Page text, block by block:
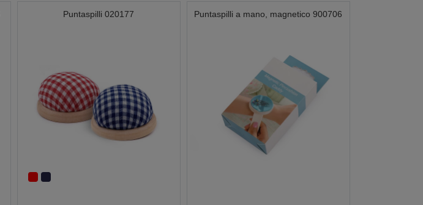
Puntaspilli 020177 Puntaspilli a mano, magnetico 900706